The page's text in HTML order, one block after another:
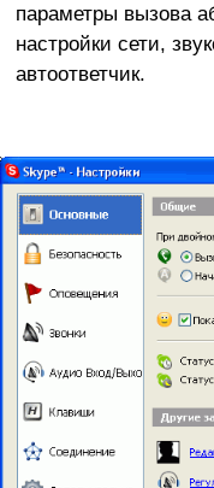
параметры вызова
настройки сети,
автоответчик.